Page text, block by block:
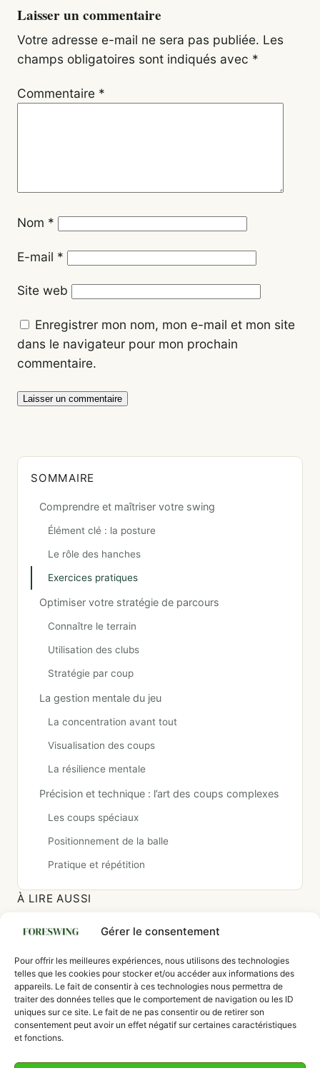
Gérer le consentement
Pour offrir les meilleures expériences, nous utilisons des technologies
telles que les cookies pour stocker et/ou accéder aux informations des
appareils. Le fait de consentir à ces technologies nous permettra de
traiter des données telles que le comportement de navigation ou les ID
uniques sur ce site. Le fait de ne pas consentir ou de retirer son
consentement peut avoir un effet négatif sur certaines caractéristiques
et fonctions.
Laisser un commentaire
Votre adresse e-mail ne sera pas publiée. Les
champs obligatoires sont indiqués avec *
Commentaire *
Nom *
E-mail *
Site web
Enregistrer mon nom, mon e-mail et mon site
dans le navigateur pour mon prochain
commentaire.
SOMMAIRE
Comprendre et maîtriser votre swing
Élément clé : la posture
Le rôle des hanches
Exercices pratiques
Optimiser votre stratégie de parcours
Connaître le terrain
Utilisation des clubs
Stratégie par coup
La gestion mentale du jeu
La concentration avant tout
Visualisation des coups
La résilience mentale
Précision et technique : l’art des coups complexes
Les coups spéciaux
Positionnement de la balle
Pratique et répétition
À LIRE AUSSI
le matériel, les cours et la pratique pour
L'Eagle au golf : Une performance ambitieuse à
votre portée
Comment réussir son chip au golf ? Méthode